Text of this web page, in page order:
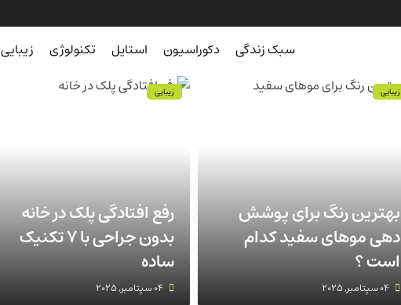
سبک زندگی
دکوراسیون استایل تکنولوژی زیبایی
بهترین رنگ برای پوشش
دهی موهای سفید کدام
است ؟
04 سپتامبر, 2025
زیبایی
رفع افتادگی پلک در خانه
بدون جراحی با 7 تکنیک
ساده
زیبایی